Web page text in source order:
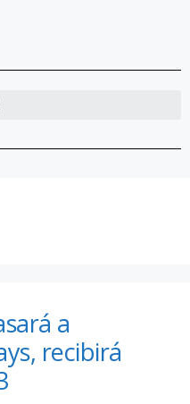
a
recibirá